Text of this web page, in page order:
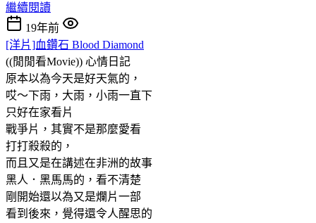
繼續閱讀
19年前
[洋片]血鑽石 Blood Diamond
((閒閒看Movie)) 心情日記
原本以為今天是好天氣的，
哎～下雨，大雨，小雨一直下
只好在家看片
戰爭片，其實不是那麼愛看
打打殺殺的，
而且又是在講述在非洲的故事
黑人．黑馬馬的，看不清楚
剛開始還以為又是爛片一部
看到後來，覺得還令人醒思的